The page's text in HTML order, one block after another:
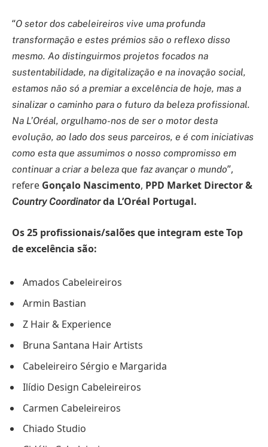
“O setor dos cabeleireiros vive uma profunda
transformação e estes prémios são o reflexo disso
mesmo. Ao distinguirmos projetos focados na
sustentabilidade, na digitalização e na inovação social,
estamos não só a premiar a excelência de hoje, mas a
sinalizar o caminho para o futuro da beleza profissional.
Na L’Oréal, orgulhamo-nos de ser o motor desta
evolução, ao lado dos seus parceiros, e é com iniciativas
como esta que assumimos o nosso compromisso em
continuar a criar a beleza que faz avançar o mundo”,
refere Gonçalo Nascimento, PPD Market Director &
Country Coordinatorda L’Oréal Portugal.
Os 25 profissionais/salões que integram este Top
de excelência são:
Amados Cabeleireiros
Armin Bastian
Z Hair & Experience
Bruna Santana Hair Artists
Cabeleireiro Sérgio e Margarida
Ilídio Design Cabeleireiros
Carmen Cabeleireiros
Chiado Studio